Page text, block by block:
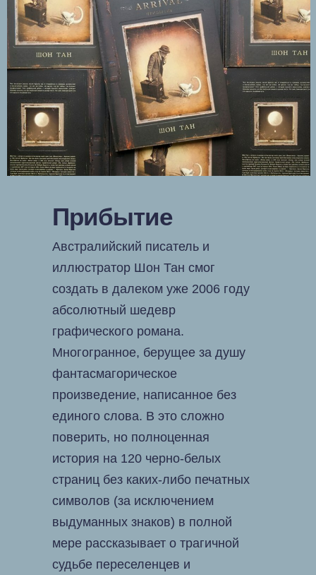
Прибытие
Австралийский писатель и
иллюстратор Шон Тан смог
создать в далеком уже 2006 году
абсолютный шедевр
графического романа.
Многогранное, берущее за душу
фантасмагорическое
произведение, написанное без
единого слова. В это сложно
поверить, но полноценная
история на 120 черно-белых
страниц без каких-либо печатных
символов (за исключением
выдуманных знаков) в полной
мере рассказывает о трагичной
судьбе переселенцев и